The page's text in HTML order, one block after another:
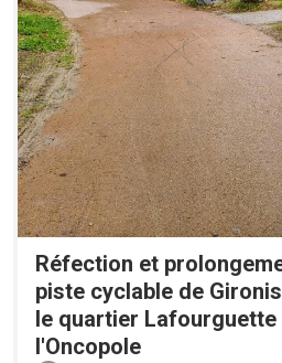
Réfection et
piste cyclable de
le quartier Lafourguette
l'Oncopole